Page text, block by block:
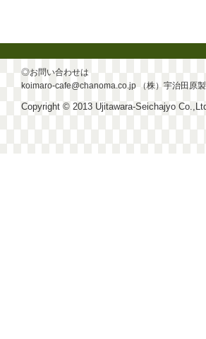
◎お問い合わせは
koimaro-cafe@chanoma.co.jp （株）宇治田原
Copyright © 2013 Ujitawara-Seichajyo